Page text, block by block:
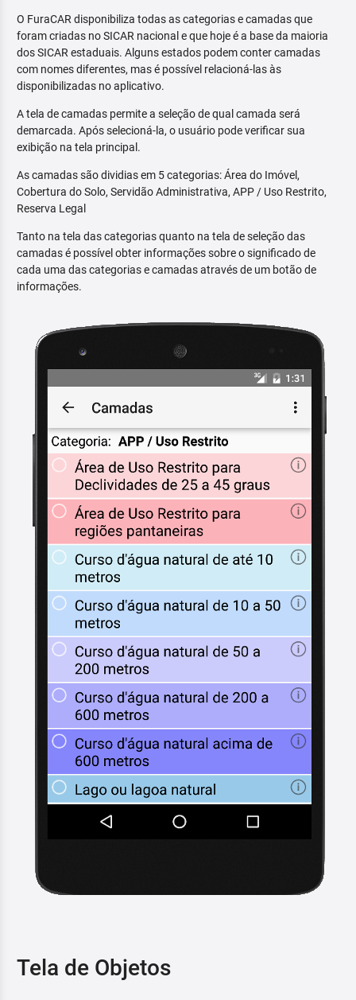
O FuraCAR disponibiliza todas as categorias e camadas que
foram criadas no SICAR nacional e que hoje é a base da maioria
dos SICAR estaduais. Alguns estados podem conter camadas
com nomes diferentes, mas é possível relacioná-las às
disponibilizadas no aplicativo.
A tela de camadas permite a seleção de qual camada será
demarcada. Após selecioná-la, o usuário pode verificar sua
exibição na tela principal.
As camadas são dividias em 5 categorias: Área do Imóvel,
Cobertura do Solo, Servidão Administrativa, APP / Uso Restrito,
Reserva Legal
Tanto na tela das categorias quanto na tela de seleção das
camadas é possível obter informações sobre o significado de
cada uma das categorias e camadas através de um botão de
informações.
Tela de Objetos